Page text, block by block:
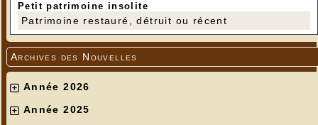
Petit patrimoine insolite
Patrimoine restauré, détruit ou récent
Archives des Nouvelles
Année 2026
Année 2025